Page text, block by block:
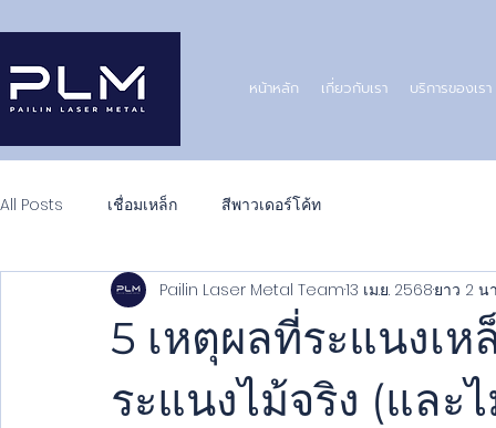
หน้าหลัก เกี่ยวกับเรา บริการของเรา
All Posts เชื่อมเหล็ก สีพาวเดอร์โค้ท
5 เหตุผลที่ระแนงเห
ระแนงไม้จริง (และ
Pailin Laser Metal Team13 เม.ย. 2568ยาว 2 น